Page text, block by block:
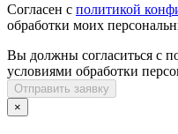
Согласен с политикой
обработки моих
Вы должны согласиться с
условиями обработки
Отправить заявку
×